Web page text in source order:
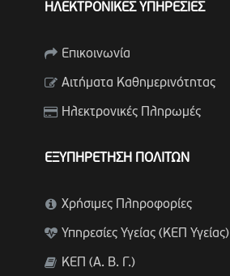
ΗΛΕΚΤΡΟΝΙΚΕΣ ΥΠΗΡΕΣΙΕΣ
Επικοινωνία
Αιτήματα Καθημερινότητας
Ηλεκτρονικές Πληρωμές
ΕΞΥΠΗΡΕΤΗΣΗ ΠΟΛΙΤΩΝ
Χρήσιμες Πληροφορίες
Υπηρεσίες Υγείας (ΚΕΠ Υγείας)
ΚΕΠ (Α. Β. Γ.)